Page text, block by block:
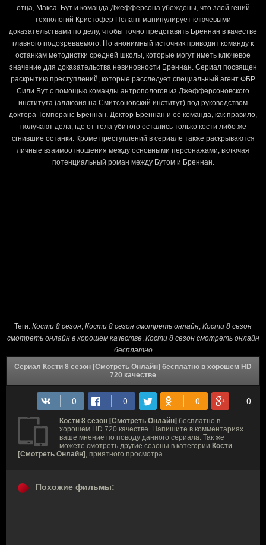
отца, Макса. Бут и команда Джефферсона убеждены, что злой гений
технологий Кристофер Пелант манипулирует ключевыми
доказательствами по делу, чтобы точно представить Бреннан в качестве
главного подозреваемого. Но анонимный источник приводит команду к
останкам методистки средней школы, которые могут иметь ключевое
значение для доказательства невиновности Бреннан. Сериал посвящен
раскрытию преступлений, которые расследует специальный агент ФБР
Сили Бут с помощью команды антропологов из Джефферсоновского
института (аллюзия на Смитсоновский институт) под руководством
доктора Темперанс Бреннан. Доктор Бреннан и её команда, как правило,
получают дела, где от тела убитого остались только кости либо же
сгнившие останки. Кроме преступлений в сериале также раскрываются
личные взаимоотношения между основными персонажами, включая
потенциальный роман между Бутом и Бреннан.
Теги: Кости 8 сезон, Кости 8 сезон cмотреть онлайн, Кости 8 сезон
смотреть онлайн в хорошем качестве, Кости 8 сезон смотреть онлайн
бесплатно
Сериал Кости 8 сезон [Смотреть Онлайн] бесплатно в хорошем HD
720 качестве
Кости 8 сезон [Смотреть Онлайн] бесплатно в
хорошем HD 720 качестве. Напишите в комментариях
ваше мнение по поводу данного сериала. Так же
можете смотреть другие сезоны в категории Кости
[Смотреть Онлайн] , приятного просмотра.
Похожие фильмы: